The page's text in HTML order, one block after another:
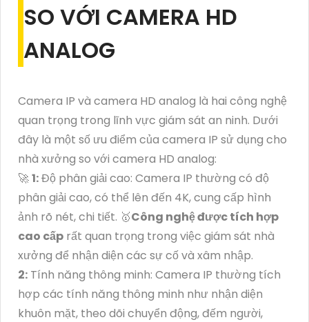
SO VỚI CAMERA HD
ANALOG
Camera IP và camera HD analog là hai công nghệ
quan trọng trong lĩnh vực giám sát an ninh. Dưới
đây là một số ưu điểm của camera IP sử dụng cho
nhà xưởng so với camera HD analog:
️🚀1:Độ phân giải cao: Camera IP thường có độ
phân giải cao, có thể lên đến 4K, cung cấp hình
ảnh rõ nét, chi tiết. 🥇️Công nghệ được tích hợp
cao cấp rất quan trọng trong việc giám sát nhà
xưởng để nhận diện các sự cố và xâm nhập.
2: Tính năng thông minh: Camera IP thường tích
hợp các tính năng thông minh như nhận diện
khuôn mặt, theo dõi chuyển động, đếm người,